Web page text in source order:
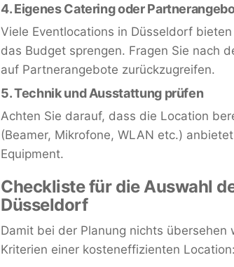
4.Eigenes Catering oder
Viele Eventlocations in Düsseldorf
das Budget sprengen. Fragen Sie nach
auf Partnerangebote zurückzugreifen.
5.Technik und Ausstattung prüfen
Achten Sie darauf, dass die Location
(Beamer, Mikrofone, WLAN etc.)
Equipment.
Checkliste für die Auswahl
Düsseldorf
Damit bei der Planung nichts
Kriterien einer kosteneffizienten Location: